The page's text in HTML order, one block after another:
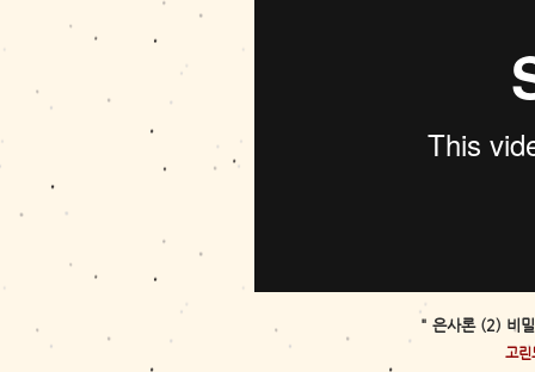
" 은사론 (2) 비
고